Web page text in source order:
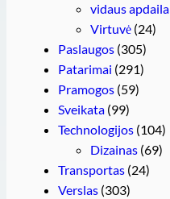
vidaus apdaila
Virtuvė (24)
Paslaugos (305)
Patarimai (291)
Pramogos (59)
Sveikata (99)
Technologijos (104)
Dizainas (69)
Transportas (24)
Verslas (303)